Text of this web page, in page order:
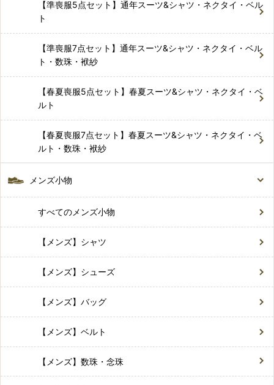
【準喪服5点セット】通年スーツ&シャツ・ネクタイ・ベル
ト
【準喪服7点セット】通年スーツ&シャツ・ネクタイ・ベル
ト・数珠・袱紗
【春夏喪服5点セット】春夏スーツ&シャツ・ネクタイ・ベ
ルト
【春夏喪服7点セット】春夏スーツ&シャツ・ネクタイ・ベ
ルト・数珠・袱紗
メンズ小物
すべてのメンズ小物
【メンズ】シャツ
【メンズ】シューズ
【メンズ】バッグ
【メンズ】ベルト
【メンズ】数珠・念珠